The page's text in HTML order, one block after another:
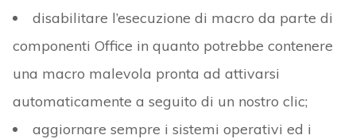
disabilitare l’esecuzione di macro da parte di
componenti Office in quanto potrebbe contenere
una macro malevola pronta ad attivarsi
automaticamente a seguito di un nostro clic;
aggiornare sempre i sistemi operativi ed i